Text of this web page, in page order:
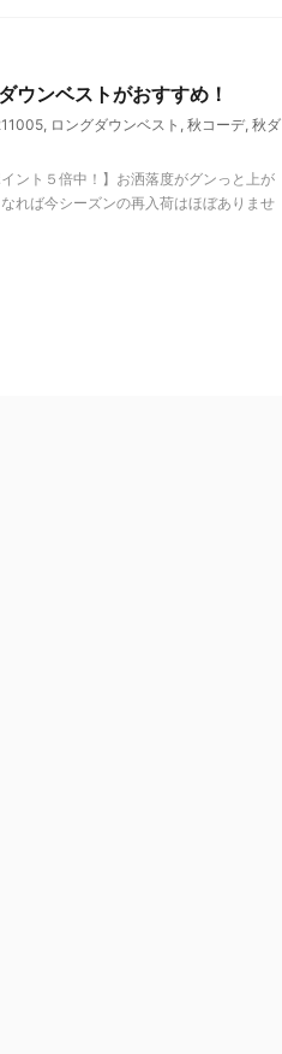
ウンベストがおすすめ！
, ロングダウンベスト , 秋コーデ, 秋ダ
ント５倍中！】お洒落度がグンっと上が
れば今シーズンの再入荷はほぼありませ